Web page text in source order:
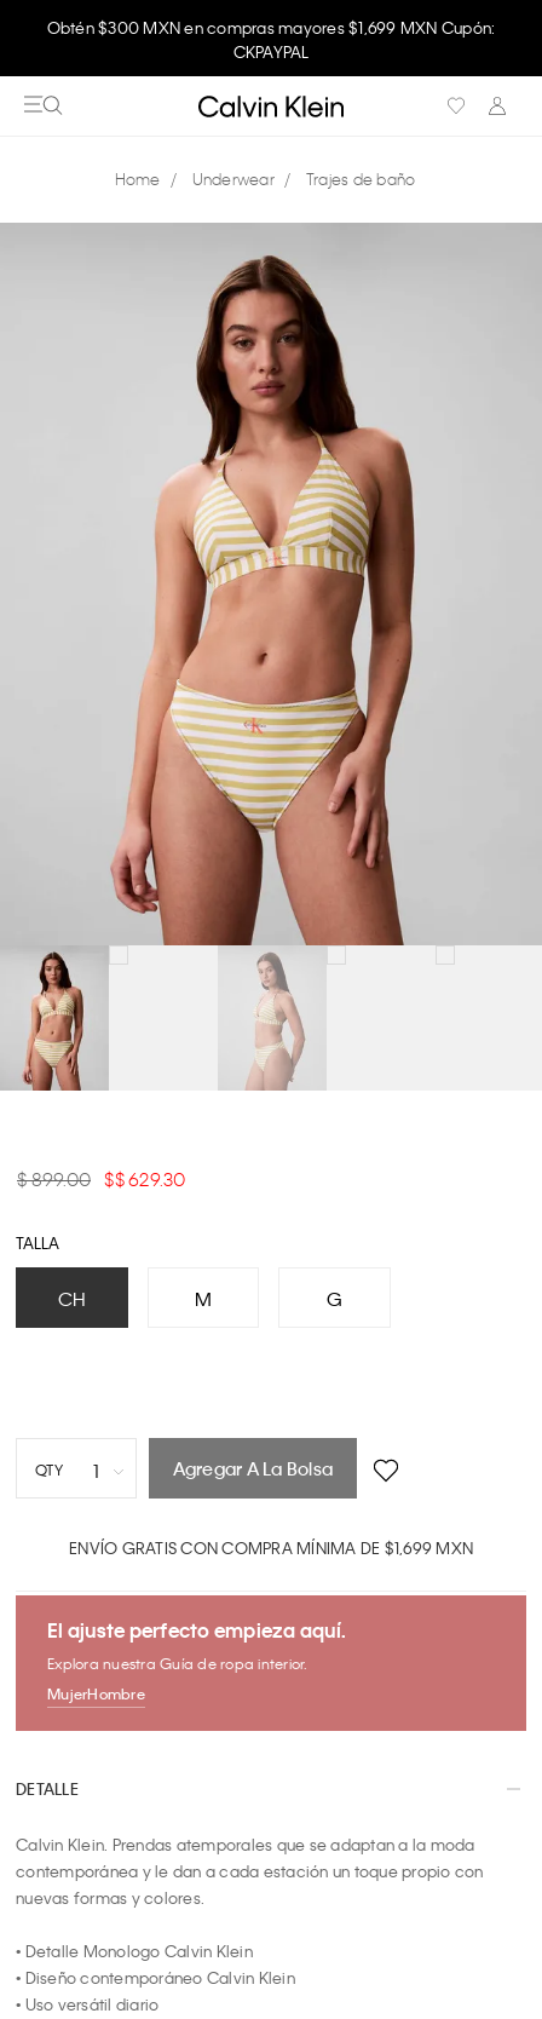
Obtén $300 MXN en compras mayores $1,699 MXN Cupón:
CKPAYPAL
Underwear Trajes de baño
$ 899.00 $ 629.30
TALLA
CH M G
QTY 1
8
10
Agregar A La Bolsa
ENVÍO GRATIS CON COMPRA MÍNIMA DE $1,699 MXN
El ajuste perfecto empieza aquí.
Explora nuestra Guía de ropa interior.
MujerHombre
DETALLE
Calvin Klein. Prendas atemporales que se adaptan a la moda
contemporánea y le dan a cada estación un toque propio con
nuevas formas y colores.
• Detalle Monologo Calvin Klein
• Diseño contemporáneo Calvin Klein
• Uso versátil diario